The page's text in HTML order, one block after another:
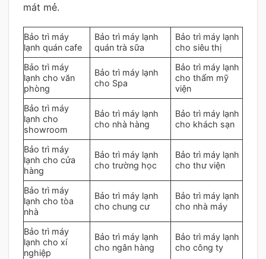
mát mẻ.
Bảo trì máy
lạnh quán cafe
Bảo trì máy lạnh
quán trà sữa
Bảo trì máy lạnh
cho siêu thị
Bảo trì máy
lạnh cho văn
phòng
Bảo trì máy lạnh
cho Spa
Bảo trì máy lạnh
cho thẩm mỹ
viện
Bảo trì máy
lạnh cho
showroom
Bảo trì máy lạnh
cho nhà hàng
Bảo trì máy lạnh
cho khách sạn
Bảo trì máy
lạnh cho cửa
hàng
Bảo trì máy lạnh
cho trường học
Bảo trì máy lạnh
cho thư viện
Bảo trì máy
lạnh cho tòa
nhà
Bảo trì máy lạnh
cho chung cư
Bảo trì máy lạnh
cho nhà máy
Bảo trì máy
lạnh cho xí
nghiệp
Bảo trì máy lạnh
cho ngân hàng
Bảo trì máy lạnh
cho công ty